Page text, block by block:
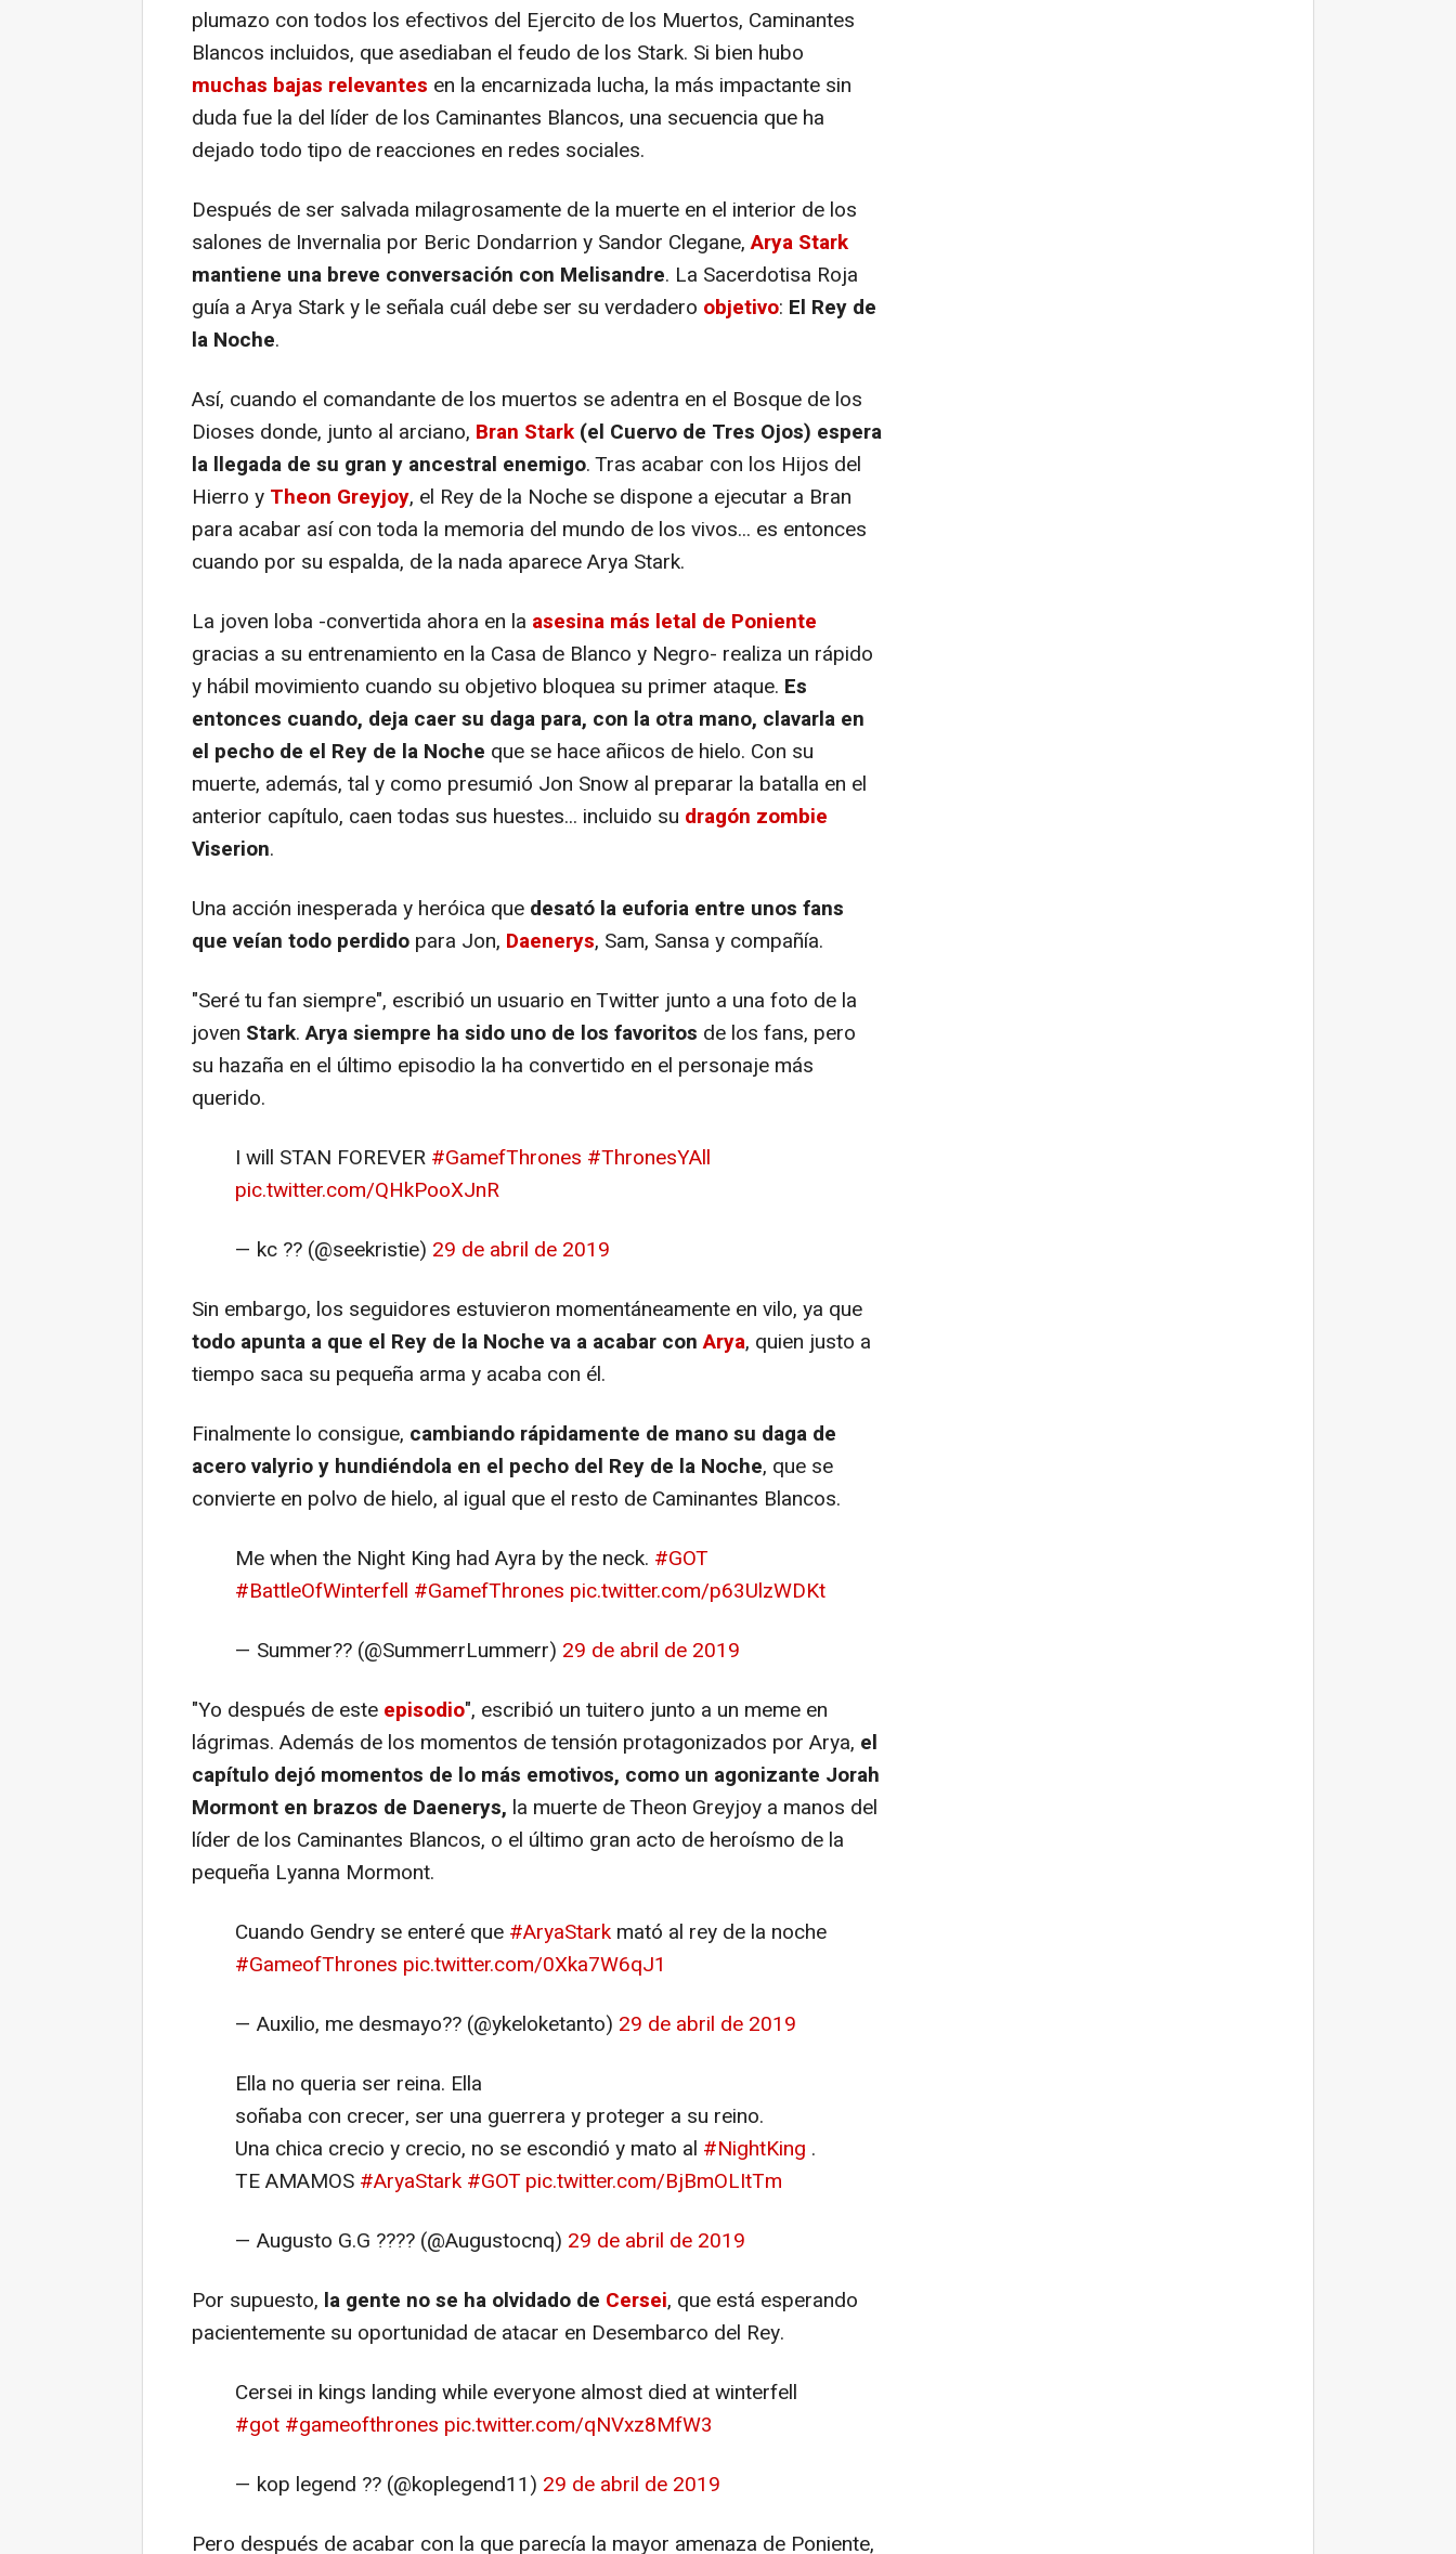
plumazo con todos los efectivos del Ejercito de los Muertos, Caminantes
Blancos incluidos, que asediaban el feudo de los Stark. Si bien hubo
muchas bajas relevantes en la encarnizada lucha, la más impactante sin
duda fue la del líder de los Caminantes Blancos, una secuencia que ha
dejado todo tipo de reacciones en redes sociales.
Después de ser salvada milagrosamente de la muerte en el interior de los
salones de Invernalia por Beric Dondarrion y Sandor Clegane,Arya Stark
mantiene una breve conversación con Melisandre. La Sacerdotisa Roja
guía a Arya Stark y le señala cuál debe ser su verdadero objetivo: El Rey de
la Noche.
Así, cuando el comandante de los muertos se adentra en el Bosque de los
Dioses donde, junto al arciano, Bran Stark (el Cuervo de Tres Ojos) espera
la llegada de su gran y ancestral enemigo. Tras acabar con los Hijos del
Hierro y Theon Greyjoy, el Rey de la Noche se dispone a ejecutar a Bran
para acabar así con toda la memoria del mundo de los vivos... es entonces
cuando por su espalda, de la nada aparece Arya Stark.
La joven loba -convertida ahora en la asesina más letal de Poniente
gracias a su entrenamiento en la Casa de Blanco y Negro- realiza un rápido
y hábil movimiento cuando su objetivo bloquea su primer ataque. Es
entonces cuando, deja caer su daga para, con la otra mano, clavarla en
el pecho de el Rey de la Noche que se hace añicos de hielo. Con su
muerte, además, tal y como presumió Jon Snow al preparar la batalla en el
anterior capítulo, caen todas sus huestes... incluido su dragón zombie
Viserion.
Una acción inesperada y heróica que desató la euforia entre unos fans
que veían todo perdido para Jon, Daenerys, Sam, Sansa y compañía.
"Seré tu fan siempre", escribió un usuario en Twitter junto a una foto de la
joven Stark.Arya siempre ha sido uno de los favoritos de los fans, pero
su hazaña en el último episodio la ha convertido en el personaje más
querido.
I will STAN FOREVER #GamefThrones #ThronesYAll
pic.twitter.com/QHkPooXJnR
— kc ?? (@seekristie) 29 de abril de 2019
Sin embargo, los seguidores estuvieron momentáneamente en vilo, ya que
todo apunta a que el Rey de la Noche va a acabar conArya, quien justo a
tiempo saca su pequeña arma y acaba con él.
Finalmente lo consigue, cambiando rápidamente de mano su daga de
acero valyrio y hundiéndola en el pecho del Rey de la Noche, que se
convierte en polvo de hielo, al igual que el resto de Caminantes Blancos.
Me when the Night King had Ayra by the neck. #GOT
#BattleOfWinterfell #GamefThrones pic.twitter.com/p63UlzWDKt
— Summer?? (@SummerrLummerr) 29 de abril de 2019
"Yo después de este episodio", escribió un tuitero junto a un meme en
lágrimas. Además de los momentos de tensión protagonizados por Arya, el
capítulo dejó momentos de lo más emotivos, como un agonizante Jorah
Mormont en brazos de Daenerys, la muerte de Theon Greyjoy a manos del
líder de los Caminantes Blancos, o el último gran acto de heroísmo de la
pequeña Lyanna Mormont.
Cuando Gendry se enteré que #AryaStark mató al rey de la noche
#GameofThrones pic.twitter.com/0Xka7W6qJ1
— Auxilio, me desmayo?? (@ykeloketanto) 29 de abril de 2019
Ella no queria ser reina. Ella
soñaba con crecer, ser una guerrera y proteger a su reino.
Una chica crecio y crecio, no se escondió y mato al #NightKing .
TE AMAMOS #AryaStark #GOT pic.twitter.com/BjBmOLItTm
— Augusto G.G ???? (@Augustocnq) 29 de abril de 2019
Por supuesto, la gente no se ha olvidado de Cersei, que está esperando
pacientemente su oportunidad de atacar en Desembarco del Rey.
Cersei in kings landing while everyone almost died at winterfell
#got #gameofthrones pic.twitter.com/qNVxz8MfW3
— kop legend ?? (@koplegend11) 29 de abril de 2019
Pero después de acabar con la que parecía la mayor amenaza de Poniente,